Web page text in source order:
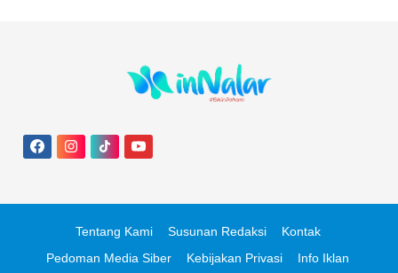
Tentang Kami Susunan Redaksi
Kontak
Pedoman Media Siber
Kebijakan Privasi Info Iklan